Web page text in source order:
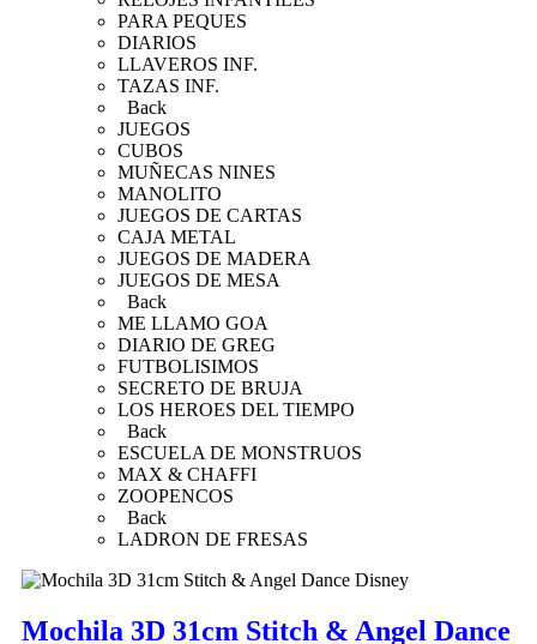
PARA PEQUES
DIARIOS
LLAVEROS INF.
TAZAS INF.
Back
JUEGOS
CUBOS
MUÑECAS NINES
MANOLITO
JUEGOS DE CARTAS
CAJA METAL
JUEGOS DE MADERA
JUEGOS DE MESA
Back
ME LLAMO GOA
DIARIO DE GREG
FUTBOLISIMOS
SECRETO DE BRUJA
LOS HEROES DEL TIEMPO
Back
ESCUELA DE MONSTRUOS
MAX & CHAFFI
ZOOPENCOS
Back
LADRON DE FRESAS
Mochila 3D 31cm Stitch & Angel Dance